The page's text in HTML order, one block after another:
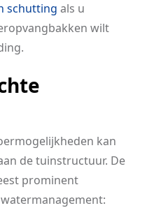
schutting als u
wilt
kan
de tuinstructuur. De
prominent